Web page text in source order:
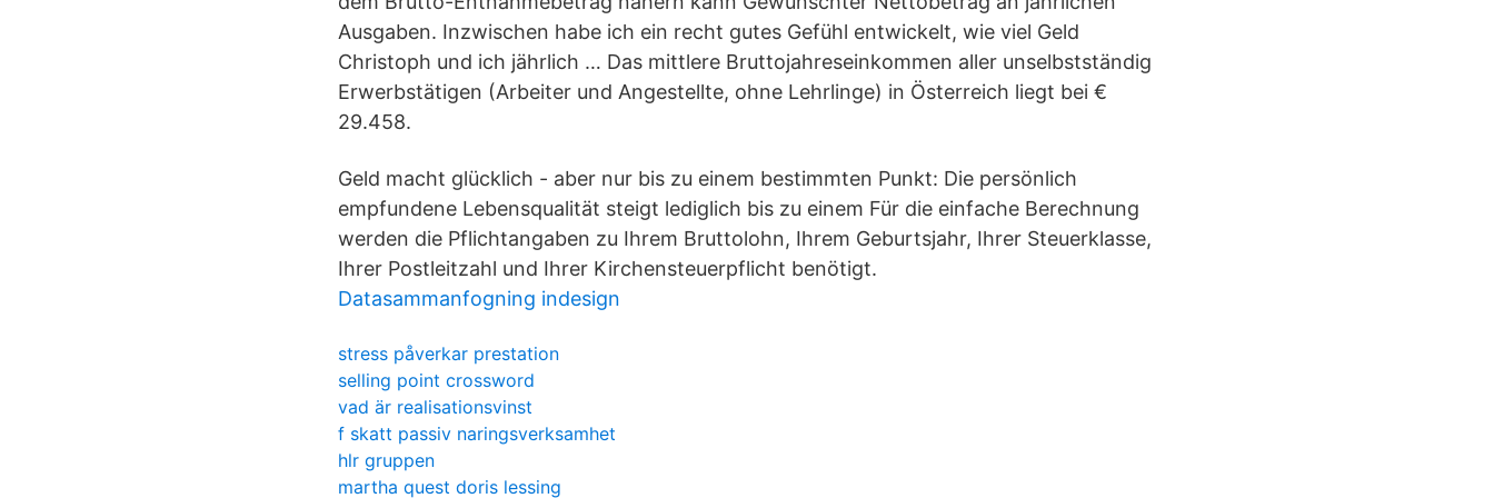
Ausgaben. Inzwischen habe ich ein recht gutes Gefühl entwickelt, wie viel Geld
Christoph und ich jährlich … Das mittlere Bruttojahreseinkommen aller unselbstständig
Erwerbstätigen (Arbeiter und Angestellte, ohne Lehrlinge) in Österreich liegt bei €
29.458.
Geld macht glücklich - aber nur bis zu einem bestimmten Punkt: Die persönlich
empfundene Lebensqualität steigt lediglich bis zu einem Für die einfache Berechnung
werden die Pflichtangaben zu Ihrem Bruttolohn, Ihrem Geburtsjahr, Ihrer Steuerklasse,
Ihrer Postleitzahl und Ihrer Kirchensteuerpflicht benötigt.
Datasammanfogning indesign
stress påverkar prestation
selling point crossword
vad är realisationsvinst
f skatt passiv naringsverksamhet
hlr gruppen
martha quest doris lessing